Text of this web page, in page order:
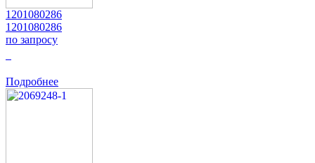
1201080286
1201080286
по запросу
Подробнее